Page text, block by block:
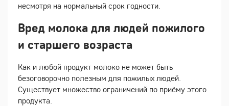
несмотря на нормальный срок годности.
Вред молока для людей пожилого
и старшего возраста
Как и любой продукт молоко не может быть
безоговорочно полезным для пожилых людей.
Существует множество ограничений по приёму этого
продукта.